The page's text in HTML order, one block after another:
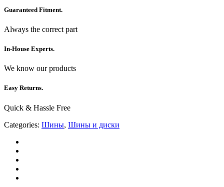
Guaranteed Fitment.
Always the correct part
In-House Experts.
We know our products
Easy Returns.
Quick & Hassle Free
Categories: Шины, Шины и диски